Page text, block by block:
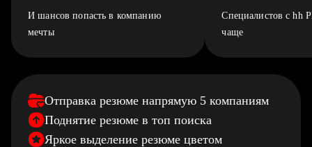
И шансов попасть в компанию
мечты
Специалистов с hh
чаще
Отправка резюме напрямую 5 компаниям
Поднятие резюме в топ поиска
Яркое выделение резюме цветом